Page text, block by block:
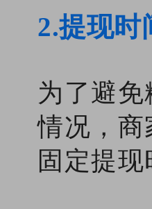
2.提现时
为了避
情况，
固定提